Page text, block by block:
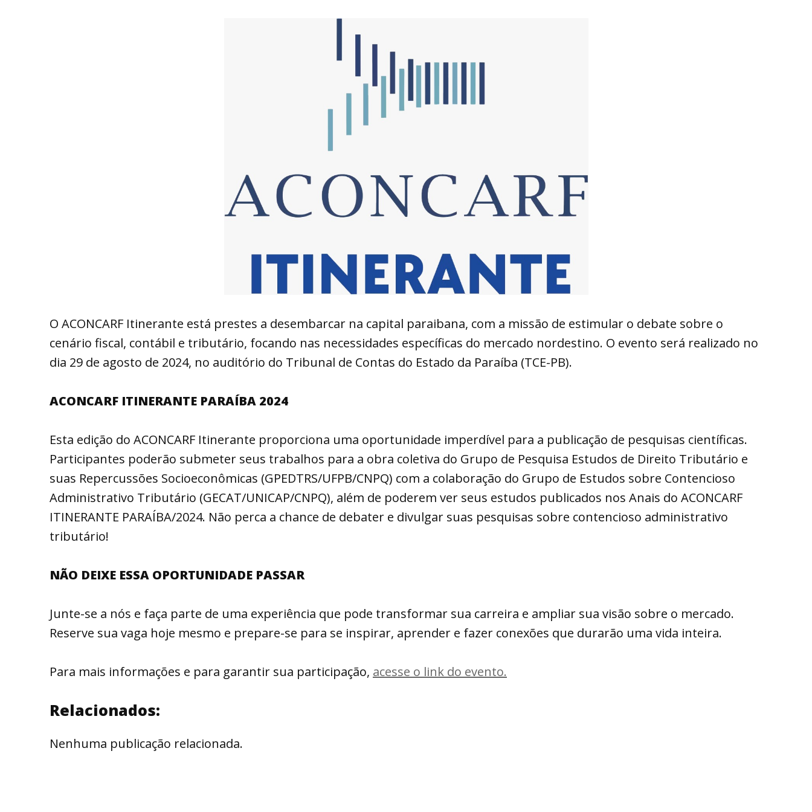
O ACONCARF Itinerante está prestes a desembarcar na capital paraibana, com a missão de estimular o debate sobre o
cenário fiscal, contábil e tributário, focando nas necessidades específicas do mercado nordestino. O evento será realizado no
dia 29 de agosto de 2024, no auditório do Tribunal de Contas do Estado da Paraíba (TCE-PB).
ACONCARF ITINERANTE PARAÍBA 2024
Esta edição do ACONCARF Itinerante proporciona uma oportunidade imperdível para a publicação de pesquisas científicas.
Participantes poderão submeter seus trabalhos para a obra coletiva do Grupo de Pesquisa Estudos de Direito Tributário e
suas Repercussões Socioeconômicas (GPEDTRS/UFPB/CNPQ) com a colaboração do Grupo de Estudos sobre Contencioso
Administrativo Tributário (GECAT/UNICAP/CNPQ), além de poderem ver seus estudos publicados nos Anais do ACONCARF
ITINERANTE PARAÍBA/2024. Não perca a chance de debater e divulgar suas pesquisas sobre contencioso administrativo
tributário!
NÃO DEIXE ESSA OPORTUNIDADE PASSAR
Junte-se a nós e faça parte de uma experiência que pode transformar sua carreira e ampliar sua visão sobre o mercado.
Reserve sua vaga hoje mesmo e prepare-se para se inspirar, aprender e fazer conexões que durarão uma vida inteira.
Para mais informações e para garantir sua participação, acesse o link do evento.
Relacionados:
Nenhuma publicação relacionada.